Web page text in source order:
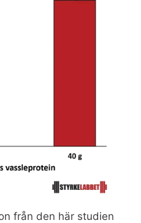
från den här studien